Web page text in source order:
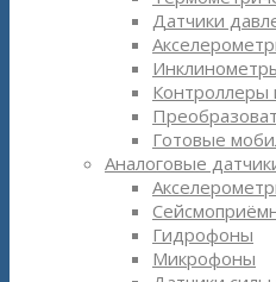
Датчики
Контроллеры
Готовые
Аналоговые
Гидрофоны
Микрофоны